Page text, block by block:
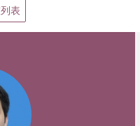
表